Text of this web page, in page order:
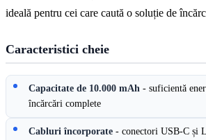
ideală pentru cei care caută o soluție de
Caracteristici cheie
Capacitate de 10.000 mAh - suficientă
încărcări complete
Cabluri încorporate - conectori USB-C și